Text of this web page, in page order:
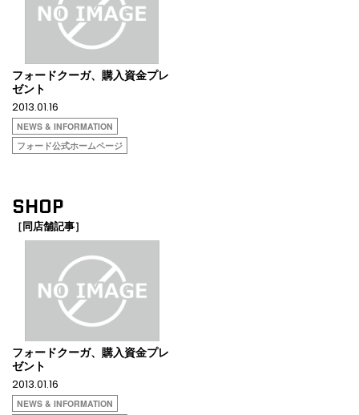
フォードクーガ、購入資金プレ
ゼント
2013.01.16
NEWS & INFORMATION
フォード公式ホームページ
SHOP
［同店舗記事］
フォードクーガ、購入資金プレ
ゼント
2013.01.16
NEWS & INFORMATION